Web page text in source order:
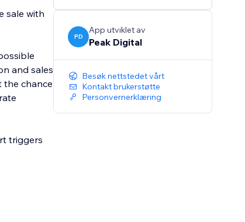
sale with
and sales
the chance
triggers
PD
App utviklet av
Peak Digital
Besøk nettstedet vårt
Kontakt brukerstøtte
Personvernerklæring